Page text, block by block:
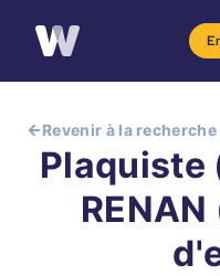
Revenir à la recherche
Plaquiste